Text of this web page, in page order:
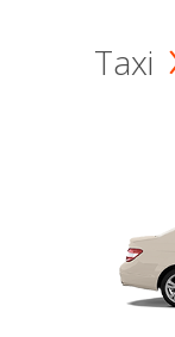
Taxi